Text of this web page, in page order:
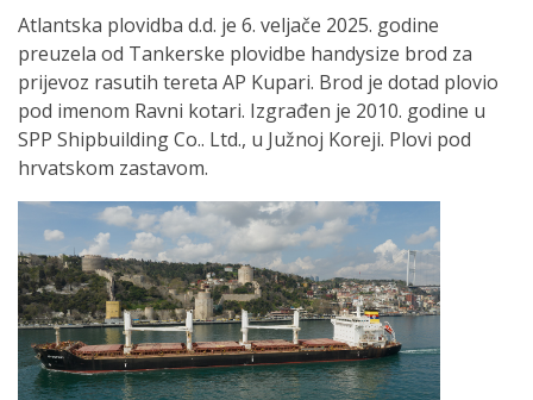
Atlantska plovidba d.d. je 6. veljače 2025. godine
preuzela od Tankerske plovidbe handysize brod za
prijevoz rasutih tereta AP Kupari. Brod je dotad plovio
pod imenom Ravni kotari. Izgrađen je 2010. godine u
SPP Shipbuilding Co.. Ltd., u Južnoj Koreji. Plovi pod
hrvatskom zastavom.